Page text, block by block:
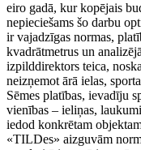
eiro gadā, kur kopējais
nepieciešams šo darbu
ir vajadzīgas normas,
kvadrātmetrus un
izpilddirektors teica,
neizņemot ārā ielas,
Sēmes platības, ievadīju
vienības – ieliņas,
iedod konkrētam
«TILDes» aizguvām